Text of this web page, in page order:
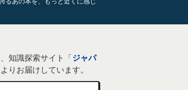
知識探索サイト「 ジャパ
よりお届けしています。